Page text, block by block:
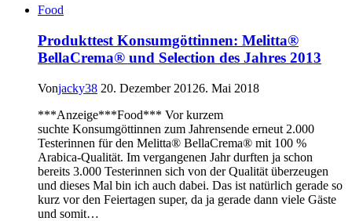
Food
Produkttest Konsumgöttinnen: Melitta®
BellaCrema® und Selection des Jahres 2013
Vonjacky38 20. Dezember 20126. Mai 2018
***Anzeige***Food*** Vor kurzem
suchte Konsumgöttinnen zum Jahrensende erneut 2.000
Testerinnen für den Melitta® BellaCrema® mit 100 %
Arabica-Qualität. Im vergangenen Jahr durften ja schon
bereits 3.000 Testerinnen sich von der Qualität überzeugen
und dieses Mal bin ich auch dabei. Das ist natürlich gerade so
kurz vor den Feiertagen super, da ja gerade dann viele Gäste
und somit…